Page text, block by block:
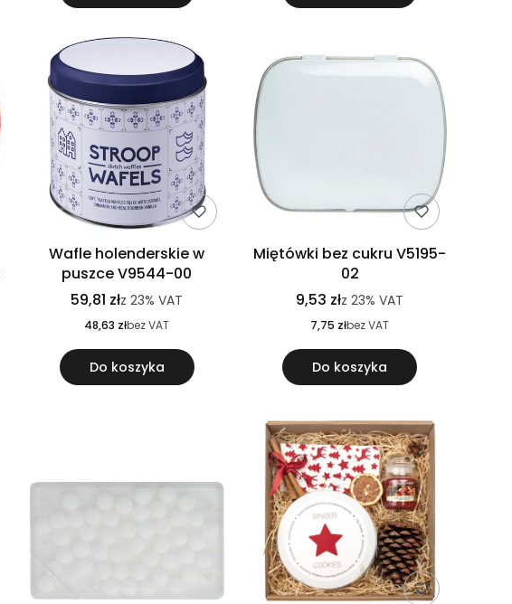
Wafle holenderskie w
puszce V9544-00
59,81 złz23% VAT
48,63 złbez VAT
Do koszyka
Miętówki bez cukru V5195-
02
9,53 złz23% VAT
7,75 złbez VAT
Do koszyka